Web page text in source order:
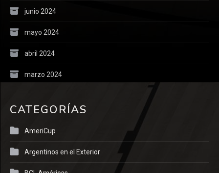
junio 2024
mayo 2024
abril 2024
marzo 2024
CATEGORÍAS
AmeriCup
Argentinos en el Exterior